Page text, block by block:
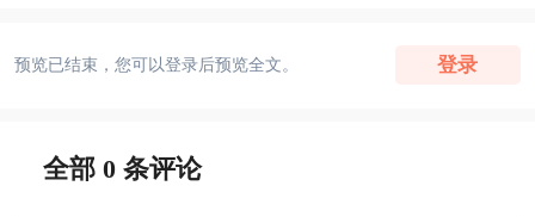
预览已结束，您可以登录后预览全文。 登录
全部 0 条评论